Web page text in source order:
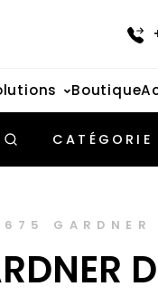
Boutique
CATÉGORIE
GARDNER